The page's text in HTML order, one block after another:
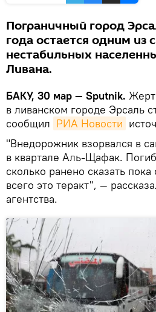
Пограничный город
года остается одним из
нестабильных
Ливана.
БАКУ, 30 мар — Sputnik.
в ливанском городе Эрсаль
сообщил РИА Новости
"Внедорожник взорвался в
в квартале Аль-Щафак.
сколько ранено сказать
всего это теракт", —
агентства.